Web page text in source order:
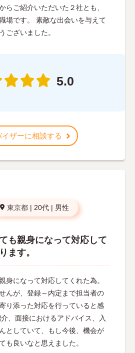
らご紹介いただいた２社とも、
場です。 素敵な出会いを与えて
ございました。
5.0
イザーに相談する
東京都 | 20代 | 男性
も親身になって対応して
ます。
身になって対応してくれた為。
んが、登録～内定まで担当者の
り添った対応を行っていると感
、面接におけるアドバイス、入
としていて、もし今後、機会が
も良いなと思えました。